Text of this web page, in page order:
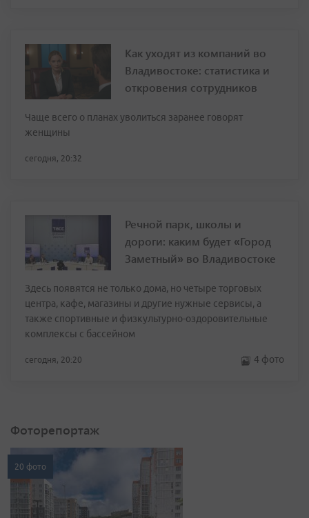
Как уходят из компаний во
Владивостоке: статистика и
откровения сотрудников
Чаще всего о планах уволиться заранее говорят
женщины
сегодня, 20:32
Речной парк, школы и
дороги: каким будет «Город
Заметный» во Владивостоке
Здесь появятся не только дома, но четыре торговых
центра, кафе, магазины и другие нужные сервисы, а
также спортивные и физкультурно-оздоровительные
комплексы с бассейном
сегодня, 20:20 4 фото
Фоторепортаж
20 фото